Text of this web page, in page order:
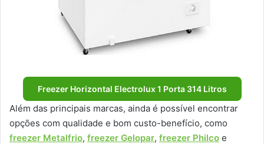
Freezer Horizontal Electrolux 1 Porta 314 Litros
Além das principais marcas, ainda é possível encontrar
opções com qualidade e bom custo-benefício, como
freezer Metalfrio, freezer Gelopar, freezer Philco e